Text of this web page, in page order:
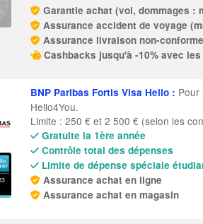
Garantie achat (vol, dommages :
Assurance accident de voyage
Assurance livraison non-
Cashbacks jusqu'à -10% avec les
BNP Paribas Fortis Visa Hello : Pour
Hello4You.
Limite : 250 € et 2 500 € (selon les
Gratuite la 1ère année
Contrôle total des dépenses
Limite de dépense spéciale
Assurance achat en ligne
Assurance achat en magasin